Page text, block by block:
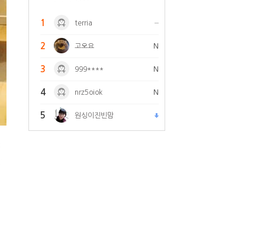
1 terria
2 고오요 N
3 999**** N
4 nrz5oiok N
5 원싱이진빈맘